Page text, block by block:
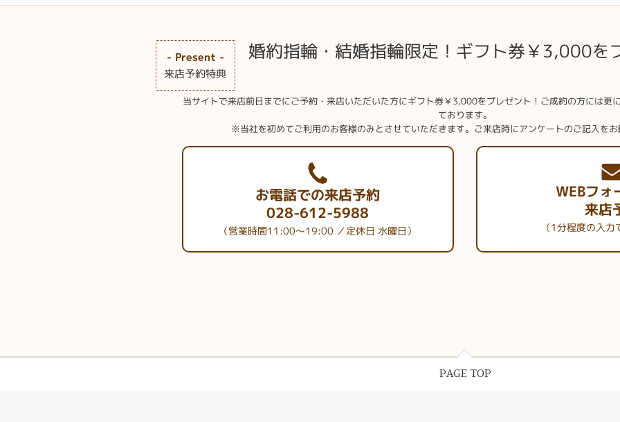
- Present -
来店予約特典
婚約指輪・結婚指輪限定！ギフト券￥3,000を
当サイトで来店前日までにご予約・来店いただいた方にギフト券￥3,000をプレゼント！ご成約の方には更
ております。
※当社を初めてご利用のお客様のみとさせていただきます。ご来店時にアンケートのご記入をお
お電話での来店予約
028-612-5988
（営業時間11:00～19:00 ／定休日 水曜日）
WEBフォ
来店
（1分程度の入力
PAGE TOP